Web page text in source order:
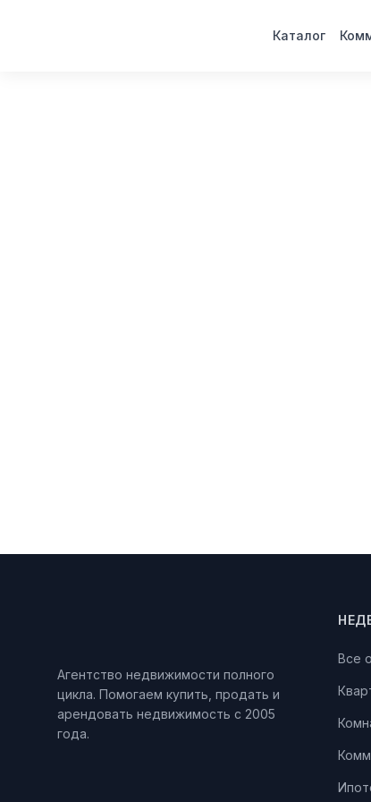
Каталог
Агентство недвижимости полного
цикла. Помогаем купить, продать и
арендовать недвижимость с 2005
года.
Все